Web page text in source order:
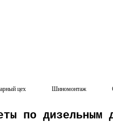
цех Шиномонтаж
по дизельным